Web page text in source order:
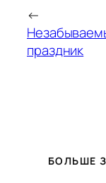
←
праздник
БОЛЬШЕ